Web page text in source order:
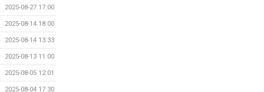
2025-08-27 17:00
2025-08-14 18:00
2025-08-14 13:33
2025-08-13 11:00
2025-08-05 12:01
2025-08-04 17:30